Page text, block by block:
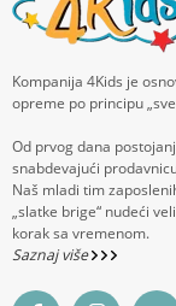
Kompanija 4Kids je
opreme po principu
Od prvog dana
snabdevajući
Naš mladi tim
„slatke brige“ nudeći
korak sa vremenom.
Saznaj više